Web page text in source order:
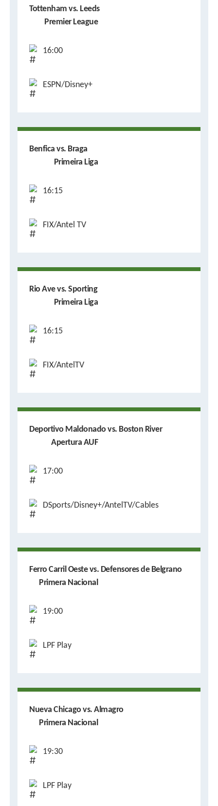
Tottenham vs. Leeds
Premier League
16:00
ESPN/Disney+
Benfica vs. Braga
Primeira Liga
16:15
FIX/Antel TV
Rio Ave vs. Sporting
Primeira Liga
16:15
FIX/AntelTV
Deportivo Maldonado vs. Boston River
Apertura AUF
17:00
DSports/Disney+/AntelTV/Cables
Ferro Carril Oeste vs. Defensores de Belgrano
Primera Nacional
19:00
LPF Play
Nueva Chicago vs. Almagro
Primera Nacional
19:30
LPF Play